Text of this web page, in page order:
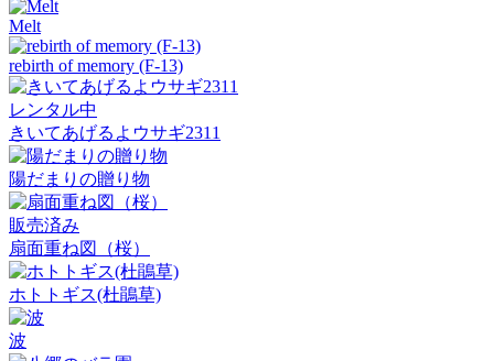
Melt
rebirth of memory (F-13)
レンタル中
きいてあげるよウサギ2311
陽だまりの贈り物
販売済み
扇面重ね図（桜）
ホトトギス(杜鵑草)
波